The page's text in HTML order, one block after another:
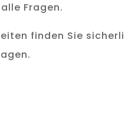
Fragen.
finden Sie